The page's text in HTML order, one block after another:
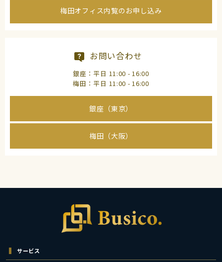
梅田オフィス内覧のお申し込み
お問い合わせ
銀座：平日 11:00 - 16:00
梅田：平日 11:00 - 16:00
銀座（東京）
梅田（大阪）
サービス